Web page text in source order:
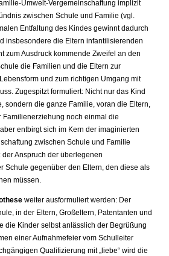
Umwelt-Vergemeinschaftung implizit
zwischen Schule und Familie (vgl.
Entfaltung des Kindes gewinnt dadurch
insbesondere die Eltern infantilisierenden
zum Ausdruck kommende Zweifel an den
die Familien und die Eltern zur
und zum richtigen Umgang mit
Zugespitzt formuliert: Nicht nur das Kind
sondern die ganze Familie, voran die Eltern,
Familienerziehung noch einmal die
entbirgt sich im Kern der imaginierten
zwischen Schule und Familie
Anspruch der überlegenen
Schule gegenüber den Eltern, den diese als
müssen.
weiter ausformuliert werden: Der
in der Eltern, Großeltern, Patentanten und
die Kinder selbst anlässlich der Begrüßung
einer Aufnahmefeier vom Schulleiter
Qualifizierung mit „liebe“ wird die